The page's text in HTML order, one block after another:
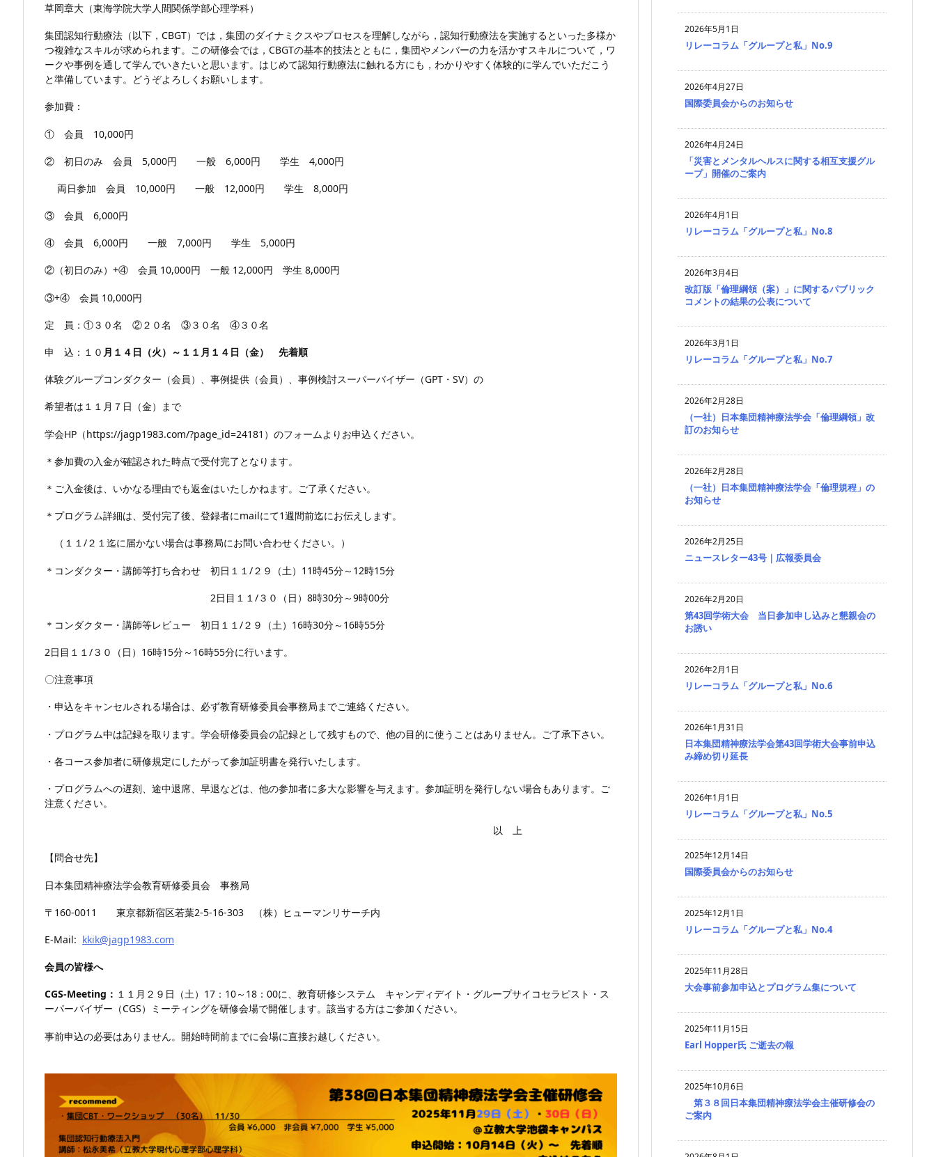
草岡章大（東海学院大学人間関係学部心理学科）
集団認知行動療法（以下，CBGT）では，集団のダイナミクスやプロセスを理解しながら，認知行動療法を実施するといった多様か
つ複雑なスキルが求められます。この研修会では，CBGTの基本的技法とともに，集団やメンバーの力を活かすスキルについて，ワ
ークや事例を通して学んでいきたいと思います。はじめて認知行動療法に触れる方にも，わかりやすく体験的に学んでいただこう
と準備しています。どうぞよろしくお願いします。
参加費：
① 会員 10,000円
② 初日のみ 会員 5,000円 一般 6,000円 学生 4,000円
両日参加 会員 10,000円 一般 12,000円 学生 8,000円
③ 会員 6,000円
④ 会員 6,000円 一般 7,000円 学生 5,000円
②（初日のみ） +④ 会員 10,000円 一般 12,000円 学生 8,000円
③+④ 会員 10,000円
定 員：①３０名 ②２０名 ③３０名 ④３０名
申 込：１０ 月１４日（火）～１１月１４日（金） 先着順
体験グループコンダクター（会員）、事例提供（会員）、事例検討スーパーバイザー（GPT・SV）の
希望者は１１月７日（金）まで
学会HP（https://jagp1983.com/?page_id=24181）のフォームよりお申込ください。
＊参加費の入金が確認された時点で受付完了となります。
＊ご入金後は、いかなる理由でも返金はいたしかねます。ご了承ください。
＊プログラム詳細は、受付完了後、登録者にmailにて1週間前迄にお伝えします。
（１１/２１迄に届かない場合は事務局にお問い合わせください。）
＊コンダクター・講師等打ち合わせ 初日１１/２９（土）11時45分～12時15分
2日目１１/３０（日）8時30分～9時00分
＊コンダクター・講師等レビュー 初日１１/２９（土）16時30分～16時55分
2日目１１/３０（日）16時15分～16時55分に行います。
〇注意事項
・申込をキャンセルされる場合は、必ず教育研修委員会事務局までご連絡ください。
・プログラム中は記録を取ります。学会研修委員会の記録として残すもので、他の目的に使うことはありません。ご了承下さい。
・各コース参加者に研修規定にしたがって参加証明書を発行いたします。
・プログラムへの遅刻、途中退席、早退などは、他の参加者に多大な影響を与えます。参加証明を発行しない場合もあります。ご
注意ください。
以 上
【問合せ先】
日本集団精神療法学会教育研修委員会 事務局
〒160-0011 東京都新宿区若葉2-5-16-303 （株）ヒューマンリサーチ内
E-Mail: kkik@jagp1983.com
会員の皆様へ
CGS-Meeting ： １１月２９日（土）17：10～18：00に、教育研修システム キャンディデイト・グループサイコセラピスト・ス
ーパーバイザー（CGS）ミーティングを研修会場で開催します。該当する方はご参加ください。
事前申込の必要はありません。開始時間前までに会場に直接お越しください。
2026年5月1日
リレーコラム「グループと私」No.9
2026年4月27日
国際委員会からのお知らせ
2026年4月24日
「災害とメンタルヘルスに関する相互支援グル
ープ」開催のご案内
2026年4月1日
リレーコラム「グループと私」No.8
2026年3月4日
改訂版「倫理綱領（案）」に関するパブリック
コメントの結果の公表について
2026年3月1日
リレーコラム「グループと私」No.7
2026年2月28日
（一社）日本集団精神療法学会「倫理綱領」改
訂のお知らせ
2026年2月28日
（一社）日本集団精神療法学会「倫理規程」の
お知らせ
2026年2月25日
ニュースレター43号｜広報委員会
2026年2月20日
第43回学術大会 当日参加申し込みと懇親会の
お誘い
2026年2月1日
リレーコラム「グループと私」No.6
2026年1月31日
日本集団精神療法学会第43回学術大会事前申込
み締め切り延長
2026年1月1日
リレーコラム「グループと私」No.5
2025年12月14日
国際委員会からのお知らせ
2025年12月1日
リレーコラム「グループと私」No.4
2025年11月28日
大会事前参加申込とプログラム集について
2025年11月15日
Earl Hopper氏 ご逝去の報
2025年10月6日
第３８回日本集団精神療法学会主催研修会の
ご案内